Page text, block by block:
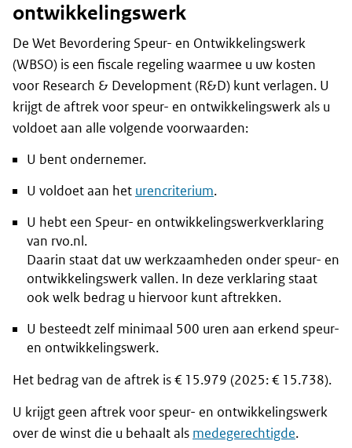
ontwikkelingswerk
De Wet Bevordering Speur- en Ontwikkelingswerk
(WBSO) is een fiscale regeling waarmee u uw kosten
voor Research & Development (R&D) kunt verlagen. U
krijgt de aftrek voor speur- en ontwikkelingswerk als u
voldoet aan alle volgende voorwaarden:
U bent ondernemer.
U voldoet aan het urencriterium.
U hebt een Speur- en ontwikkelingswerkverklaring
van rvo.nl.
Daarin staat dat uw werkzaamheden onder speur- en
ontwikkelingswerk vallen. In deze verklaring staat
ook welk bedrag u hiervoor kunt aftrekken.
U besteedt zelf minimaal 500 uren aan erkend speur-
en ontwikkelingswerk.
Het bedrag van de aftrek is € 15.979 (2025: € 15.738).
U krijgt geen aftrek voor speur- en ontwikkelingswerk
over de winst die u behaalt als medegerechtigde.